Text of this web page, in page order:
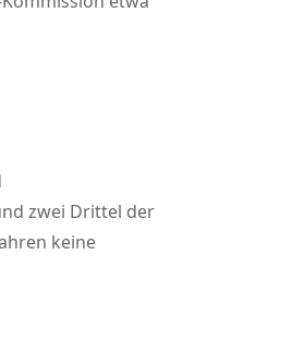
zwei Drittel der
keine